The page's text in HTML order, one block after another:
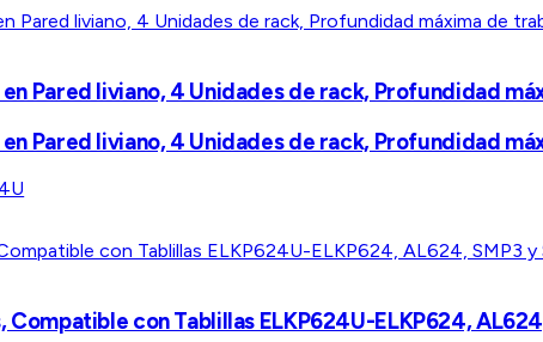
Pared liviano, 4 Unidades de rack, Profundidad
Pared liviano, 4 Unidades de rack, Profundidad
con Tablillas ELKP624U-ELKP624,